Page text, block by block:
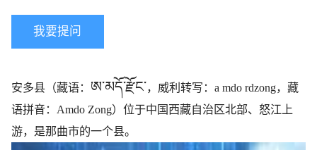
我要提问
安多县（藏语： ཨ་མདོ་རྫོང་，威利转写： a mdo rdzong，藏
语拼音： Amdo Zong）位于中国西藏自治区北部、怒江上
游，是那曲市的一个县。